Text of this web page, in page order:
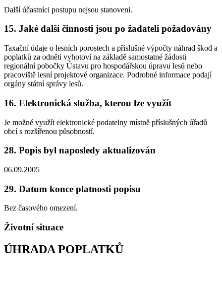
Další účastníci postupu nejsou stanoveni.
15. Jaké další činnosti jsou po žadateli požadovány
Taxační údaje o lesních porostech a příslušné výpočty náhrad škod a
poplatků za odnětí vyhotoví na základě samostatné žádosti
regionální pobočky Ústavu pro hospodářskou úpravu lesů nebo
pracoviště lesní projektové organizace. Podrobné informace podají
orgány státní správy lesů.
16. Elektronická služba, kterou lze využít
Je možné využít elektronické podatelny místně příslušných úřadů
obcí s rozšířenou působností.
28. Popis byl naposledy aktualizován
06.09.2005
29. Datum konce platnosti popisu
Bez časového omezení.
Životní situace
ÚHRADA POPLATKŮ